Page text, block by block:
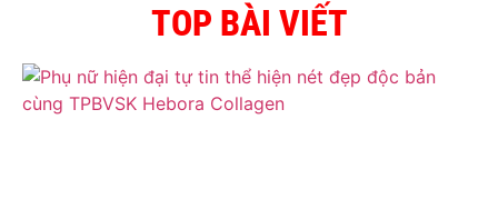
TOP BÀI VIẾT